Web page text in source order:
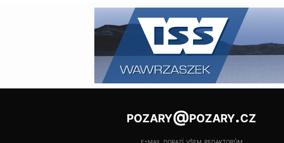
pozary@pozary.cz